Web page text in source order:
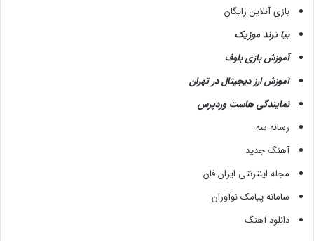
بازی آنلاین رایگان
بیا ترند موزیک
آموزش بازی بلوف
آموزش ارز دیجیتال در تهران
نمایندگی هاست وردپرس
رسانه سه
آهنگ جدید
مجله اینترنتی ایران فان
سامانه پیامک نوآوران
دانلود آهنگ